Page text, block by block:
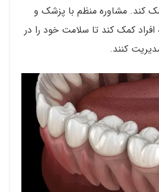
کند. مشاوره منظم با پزشک و
کمک کند تا سلامت خود را در
کنند.